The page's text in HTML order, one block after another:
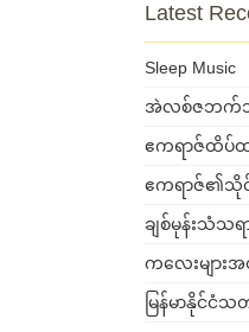
Latest
Sleep Music
အဲလစ်ဇဘက်
ဧကရာဇ်ထိပ်ထ
ဧကရာဇ်၏သို
ချစ်မုန်းသံသရ
ကလေးများ
မြန်မာနိုင်ငံ